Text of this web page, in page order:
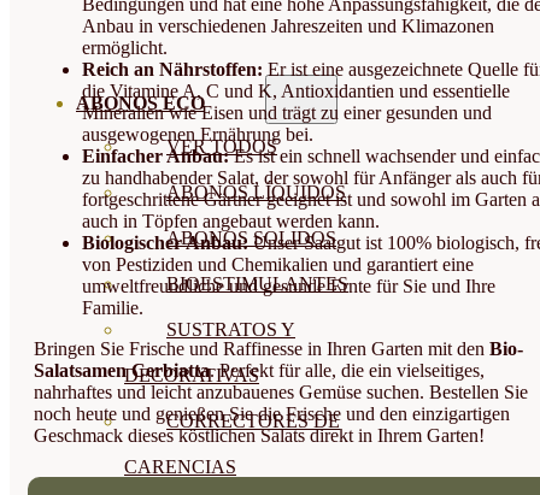
ABONOS ECO
VER TODOS
ABONOS LÍQUIDOS
ABONOS SOLIDOS
BIOESTIMULANTES
SUSTRATOS Y
DECORATIVAS
CORRECTORES DE
CARENCIAS
Anbau in verschiedenen Jahreszeiten und Klimazonen
ermöglicht.
Reich an Nährstoffen: Er ist eine ausgezeichnete Quelle
die Vitamine A, C und K, Antioxidantien und essentielle
Mineralien wie Eisen und trägt zu einer gesunden und
ausgewogenen Ernährung bei.
Einfacher Anbau:Es ist ein schnell wachsender und
zu handhabender Salat, der sowohl für Anfänger als auch
fortgeschrittene Gärtner geeignet ist und sowohl im Garten
auch in Töpfen angebaut werden kann.
Biologischer Anbau:Unser Saatgut ist 100% biologisch,
von Pestiziden und Chemikalien und garantiert eine
umweltfreundliche und gesunde Ernte für Sie und Ihre
Familie.
Bringen Sie Frische und Raffinesse in Ihren Garten mit den Bio-
Salatsamen Cerbiatta. Perfekt für alle, die ein vielseitiges,
nahrhaftes und leicht anzubauenes Gemüse suchen. Bestellen Sie
noch heute und genießen Sie die Frische und den einzigartigen
Geschmack dieses köstlichen Salats direkt in Ihrem Garten!